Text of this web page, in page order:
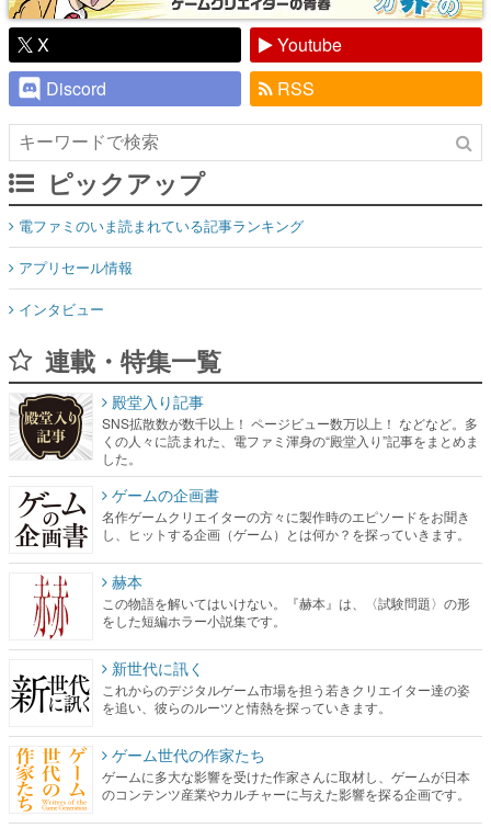
X
Youtube
Discord
RSS
ピックアップ
電ファミのいま読まれている記事ランキング
アプリセール情報
インタビュー
連載・特集一覧
殿堂入り記事
SNS拡散数が数千以上！ ページビュー数万以上！ などなど。多
くの人々に読まれた、電ファミ渾身の“殿堂入り”記事をまとめま
した。
ゲームの企画書
名作ゲームクリエイターの方々に製作時のエピソードをお聞き
し、ヒットする企画（ゲーム）とは何か？を探っていきます。
赫本
この物語を解いてはいけない。『赫本』は、〈試験問題〉の形
をした短編ホラー小説集です。
新世代に訊く
これからのデジタルゲーム市場を担う若きクリエイター達の姿
を追い、彼らのルーツと情熱を探っていきます。
ゲーム世代の作家たち
ゲームに多大な影響を受けた作家さんに取材し、ゲームが日本
のコンテンツ産業やカルチャーに与えた影響を探る企画です。